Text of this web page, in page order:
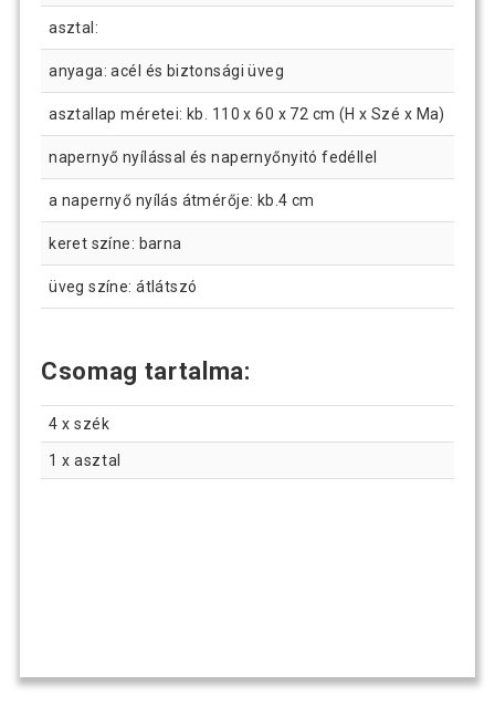
asztal:
anyaga: acél és biztonsági üveg
asztallap méretei: kb. 110 x 60 x 72 cm (H x Szé x Ma)
napernyő nyílással és napernyőnyitó fedéllel
a napernyő nyílás átmérője: kb.4 cm
keret színe: barna
üveg színe: átlátszó
Csomag tartalma:
4 x szék
1 x asztal